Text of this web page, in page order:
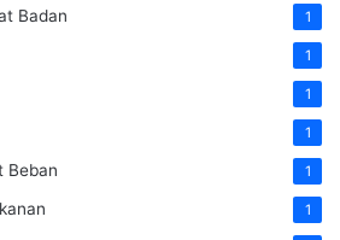
Badan 1
1
1
1
Beban 1
1